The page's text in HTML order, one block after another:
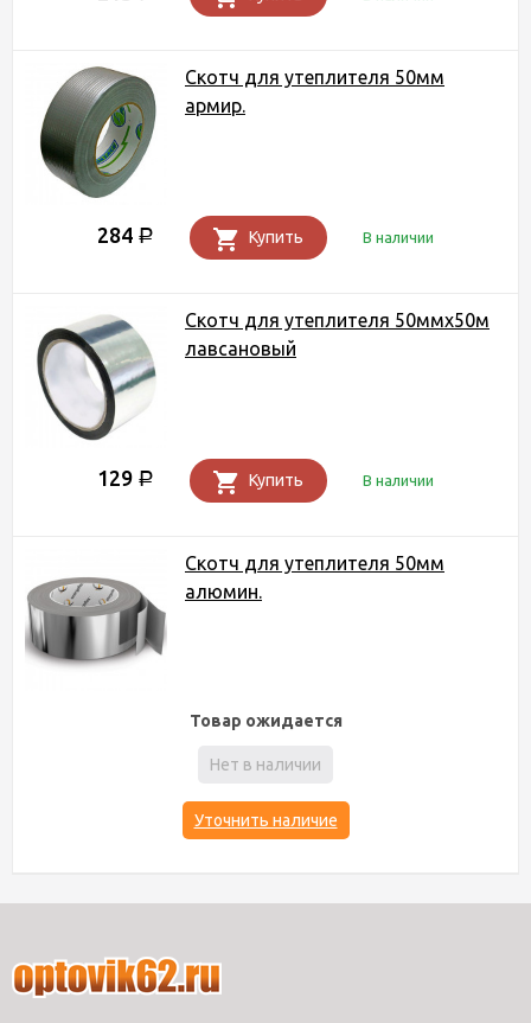
Скотч для утеплителя 50мм
армир.
284 Р Купить В наличии
Скотч для утеплителя 50ммх50м
лавсановый
129 Р Купить В наличии
Скотч для утеплителя 50мм
алюмин.
Товар ожидается
Нет в наличии
Уточнить наличие